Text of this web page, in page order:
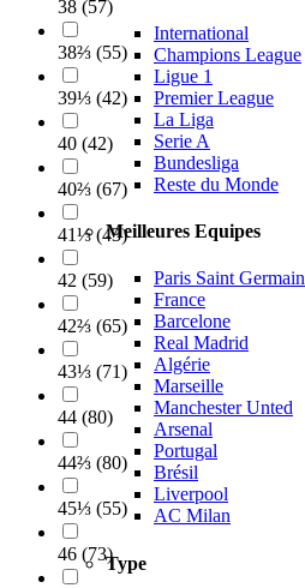
International
Champions League
Ligue 1
Premier League
La Liga
Serie A
Bundesliga
Reste du Monde
Meilleures Equipes
Paris Saint Germain
France
Barcelone
Real Madrid
Algérie
Marseille
Manchester Unted
Arsenal
Portugal
Brésil
Liverpool
AC Milan
Type
38 (57)
38⅔ (55)
39⅓ (42)
40 (42)
40⅔ (67)
41⅓ (43)
42 (59)
42⅔ (65)
43⅓ (71)
44 (80)
44⅔ (80)
45⅓ (55)
46 (73)